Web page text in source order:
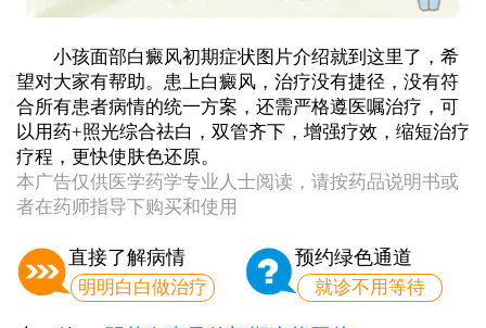
小孩面部白癜风初期症状图片介绍就到这里了，希
望对大家有帮助。患上白癜风，治疗没有捷径，没有符
合所有患者病情的统一方案，还需严格遵医嘱治疗，可
以用药+照光综合祛白，双管齐下，增强疗效，缩短治疗
疗程，更快使肤色还原。
本广告仅供医学药学专业人士阅读，请按药品说明书或
者在药师指导下购买和使用
直接了解病情
明明白白做治疗
预约绿色通道
就诊不用等待